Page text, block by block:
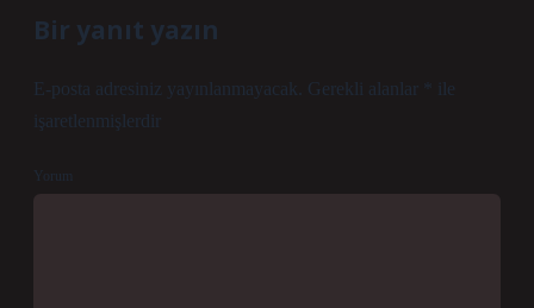
Bir yanıt yazın
E-posta adresiniz yayınlanmayacak. Gerekli alanlar
ile
işaretlenmişlerdir
Yorum